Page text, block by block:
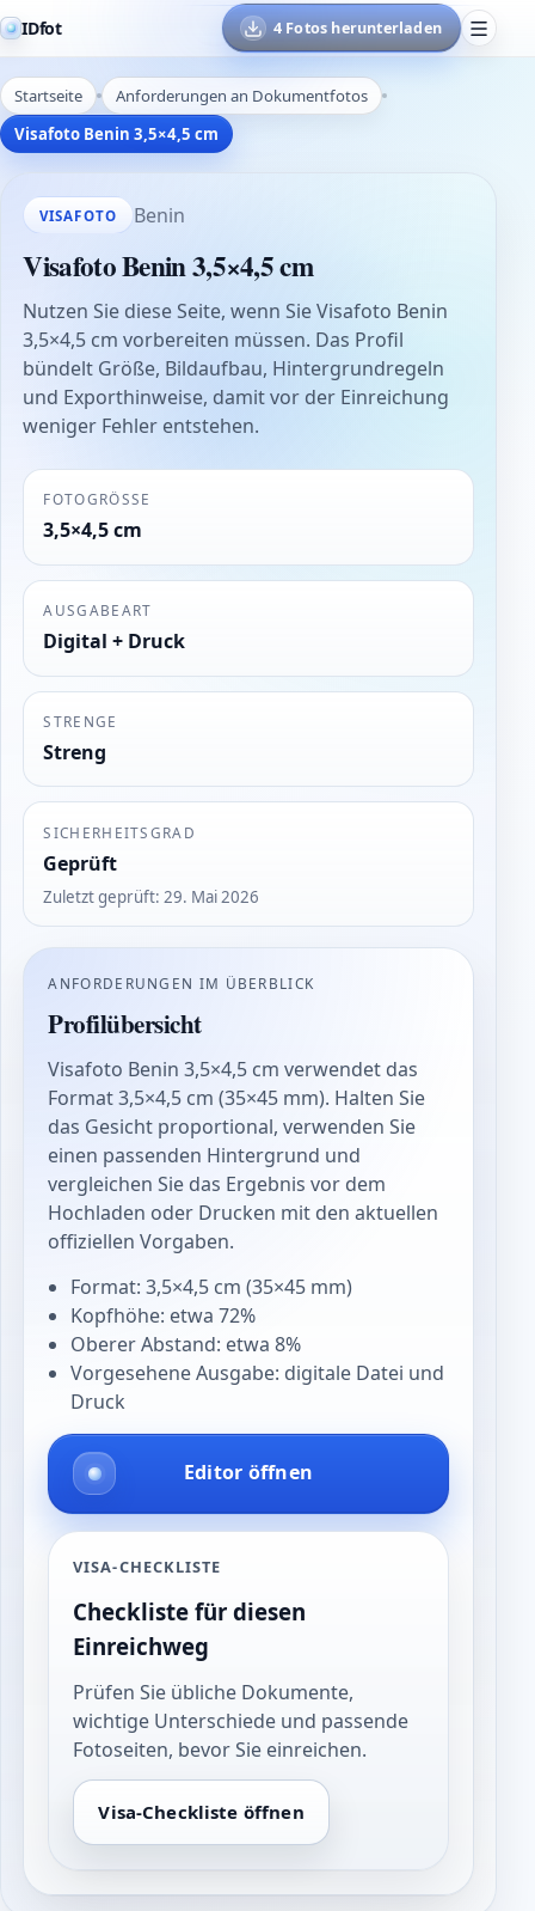
IDfot 4 Fotos herunterladen
Startseite
Anforderungen an Dokumentfotos
Visafoto Benin 3,5×4,5 cm
VISAFOTO Benin
Visafoto Benin 3,5×4,5 cm
Nutzen Sie diese Seite, wenn Sie Visafoto Benin
3,5×4,5 cm vorbereiten müssen. Das Profil
bündelt Größe, Bildaufbau, Hintergrundregeln
und Exporthinweise, damit vor der Einreichung
weniger Fehler entstehen.
FOTOGRÖSSE
3,5×4,5 cm
AUSGABEART
Digital + Druck
STRENGE
Streng
SICHERHEITSGRAD
Geprüft
Zuletzt geprüft:29. Mai 2026
ANFORDERUNGEN IM ÜBERBLICK
Profilübersicht
Visafoto Benin 3,5×4,5 cm verwendet das
Format 3,5×4,5 cm (35×45 mm). Halten Sie
das Gesicht proportional, verwenden Sie
einen passenden Hintergrund und
vergleichen Sie das Ergebnis vor dem
Hochladen oder Drucken mit den aktuellen
offiziellen Vorgaben.
Format: 3,5×4,5 cm (35×45 mm)
Kopfhöhe: etwa 72%
Oberer Abstand: etwa 8%
Vorgesehene Ausgabe: digitale Datei und
Druck
Editor öffnen
VISA-CHECKLISTE
Checkliste für diesen
Einreichweg
Prüfen Sie übliche Dokumente,
wichtige Unterschiede und passende
Fotoseiten, bevor Sie einreichen.
Visa-Checkliste öffnen